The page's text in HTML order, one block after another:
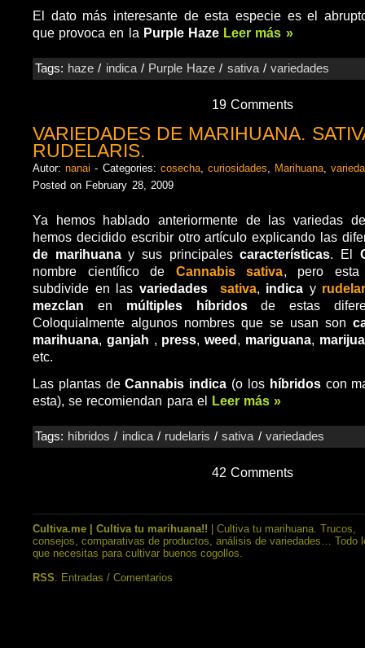
El dato más interesante de esta especie es el
que provoca en la Purple Haze Leer más »
Tags: haze / indica/ Purple Haze / sativa/variedades
19 Comments
VARIEDADES DE MARIHUANA.
RUDELARIS.
Autor:nanai - Categories: cosecha,curiosidades Marihuana ,
Posted on February 28, 2009
Ya hemos hablado anteriormente de las variedas
hemos decidido escribir otro artículo explicando las
de marihuana y sus principalescaracterísticas . El
nombre científico de Cannabis sativa , pero
subdivide en las variedades sativa indica y
mezclan en múltiples híbridosde estas
Coloquialmente algunos nombres que se usan son
marihuana
ganjah press weed mariguana
etc.
Las plantas deCannabis indica (o los híbridos con
esta), se recomiendan para el Leer más »
Tags: híbridos / indica/ rudelaris /sativa / variedades
42 Comments
Cultiva.me | Cultiva tu marihuana!! | Cultiva tu marihuana. Trucos,
consejos, comparativas de productos, análisis de variedades… Todo
que necesitas para cultivar buenos cogollos.
RSS: Entradas / Comentarios